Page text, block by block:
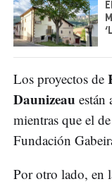
Los proyectos de
Daunizeau están
mientras que el
Fundación
Por otro lado, en